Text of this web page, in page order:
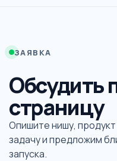
ЗАЯВКА
Обсудить
страницу
Опишите нишу,
задачу и предложим
запуска.